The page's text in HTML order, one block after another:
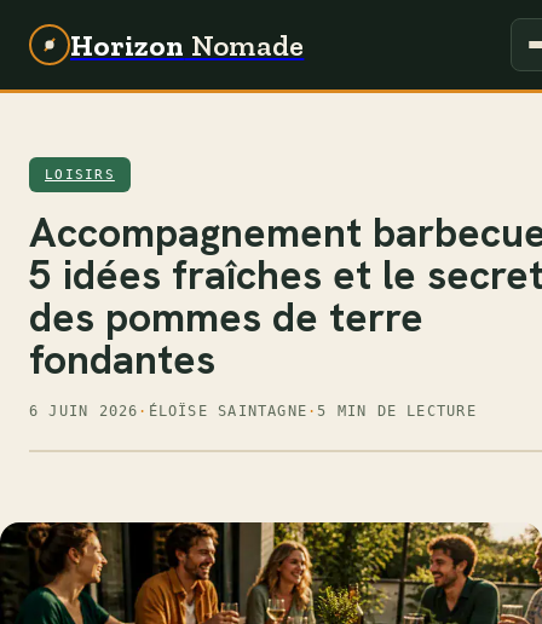
Horizon Nomade
LOISIRS
Accompagnement
5 idées fraîches et le
des pommes de terre
fondantes
6 JUIN 2026 · ÉLOÏSE SAINTAGNE · 5 MIN DE LECTURE